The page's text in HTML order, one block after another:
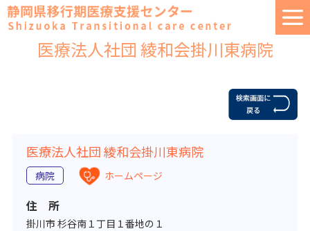
医療法人社団 綾和会掛川東病院
医療法人社団 綾和会掛川東病院
病院 ホームページ
住 所
掛川市 杉谷南１丁目１番地の１